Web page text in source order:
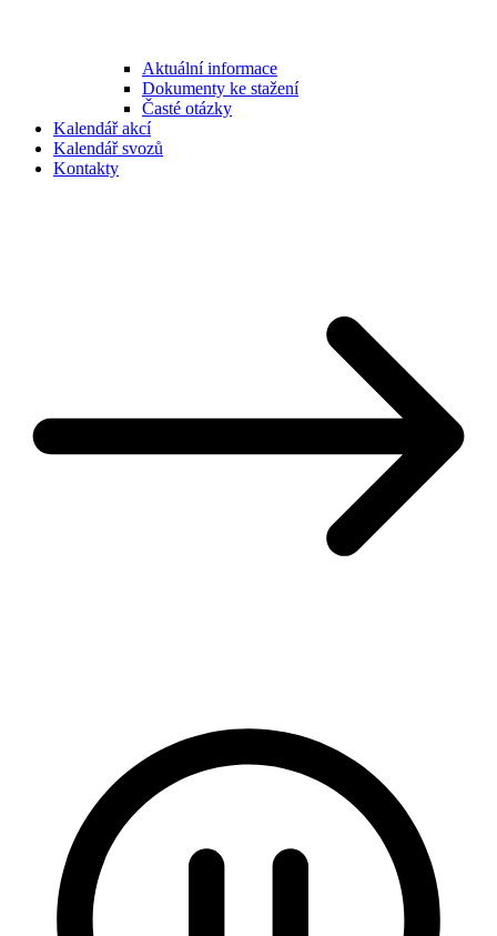
Aktuální informace
Dokumenty ke stažení
Časté otázky
Kalendář akcí
Kalendář svozů
Kontakty